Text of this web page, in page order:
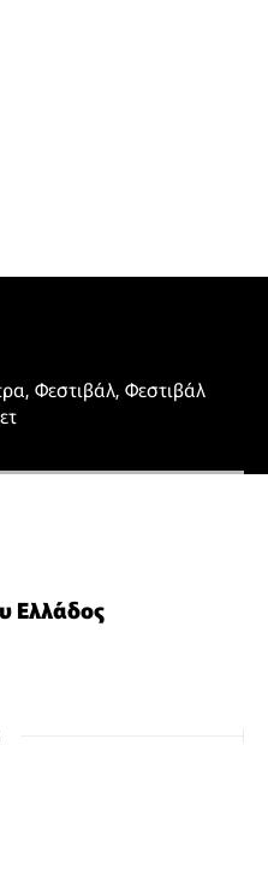
, Φεστιβάλ, Φεστιβάλ
Ελλάδος